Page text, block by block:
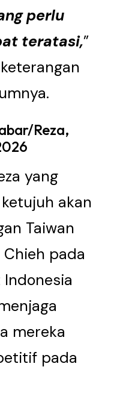
perlu
teratasi,”
Reza,
yang
akan
Taiwan
Chieh pada
mereka
pada